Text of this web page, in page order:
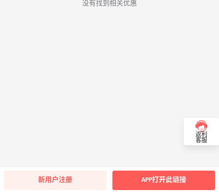
没有找到相关优惠
返利
客服
新用户注册 APP打开此链接